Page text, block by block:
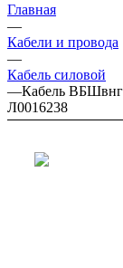
Главная
—
Кабели и провода
—
Кабель силовой
—Кабель
Л0016238